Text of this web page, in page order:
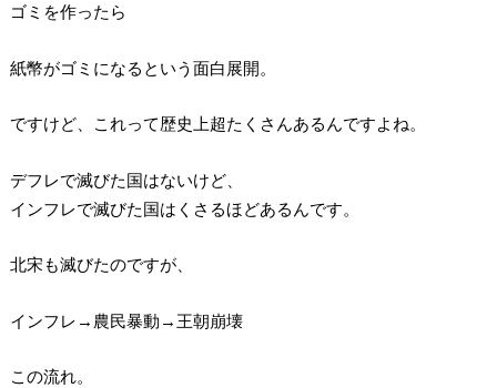
ゴミを作ったら
紙幣がゴミになるという面白展開。
ですけど、これって歴史上超たくさんあるんですよね。
デフレで滅びた国はないけど、
インフレで滅びた国はくさるほどあるんです。
北宋も滅びたのですが、
インフレ→農民暴動→王朝崩壊
この流れ。